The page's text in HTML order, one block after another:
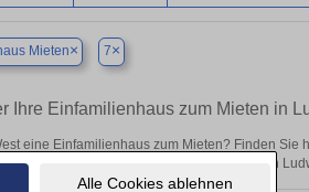
Alle Cookies ablehnen
Mieten× 7×
Ihre Einfamilienhaus zum Mieten in
eine Einfamilienhaus zum Mieten? Finden
– hier finden Sie Ihre Immobilie in